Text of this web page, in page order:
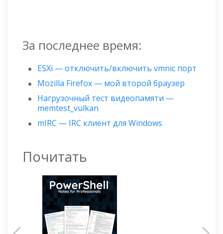
За последнее время:
ESXi — отключить/включить vmnic порт
Mozilla Firefox — мой второй браузер
Нагрузочный тест видеопамяти —
memtest_vulkan
mIRC — IRC клиент для Windows
Почитать